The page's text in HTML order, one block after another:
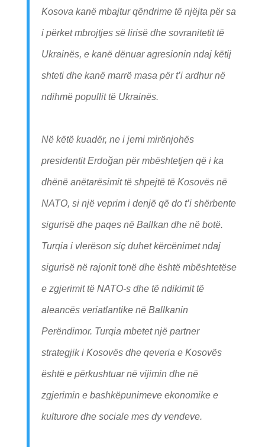
Kosova kanë mbajtur qëndrime të njëjta për sa
i përket mbrojtjes së lirisë dhe sovranitetit të
Ukrainës, e kanë dënuar agresionin ndaj këtij
shteti dhe kanë marrë masa për t’i ardhur në
ndihmë popullit të Ukrainës.
Në këtë kuadër, ne i jemi mirënjohës
presidentit Erdoğan për mbështetjen që i ka
dhënë anëtarësimit të shpejtë të Kosovës në
NATO, si një veprim i denjë që do t’i shërbente
sigurisë dhe paqes në Ballkan dhe në botë.
Turqia i vlerëson siç duhet kërcënimet ndaj
sigurisë në rajonit tonë dhe është mbështetëse
e zgjerimit të NATO-s dhe të ndikimit të
aleancës veriatlantike në Ballkanin
Perëndimor. Turqia mbetet një partner
strategjik i Kosovës dhe qeveria e Kosovës
është e përkushtuar në vijimin dhe në
zgjerimin e bashkëpunimeve ekonomike e
kulturore dhe sociale mes dy vendeve.